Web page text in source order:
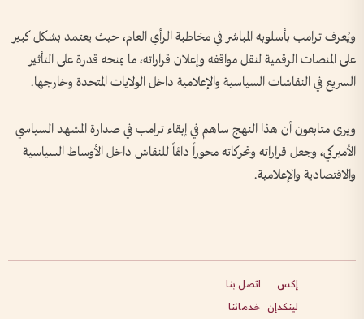
ويُعرف ترامب بأسلوبه المباشر في مخاطبة الرأي العام، حيث يعتمد بشكل كبير
على المنصات الرقمية لنقل مواقفه وإعلان قراراته، ما يمنحه قدرة على التأثير
السريع في النقاشات السياسية والإعلامية داخل الولايات المتحدة وخارجها.
ويرى متابعون أن هذا النهج ساهم في إبقاء ترامب في صدارة المشهد السياسي
الأميركي، وجعل قراراته وتحركاته محوراً دائماً للنقاش داخل الأوساط السياسية
والاقتصادية والإعلامية.
إكس
لينكدإن
اتصل بنا
خدماتنا